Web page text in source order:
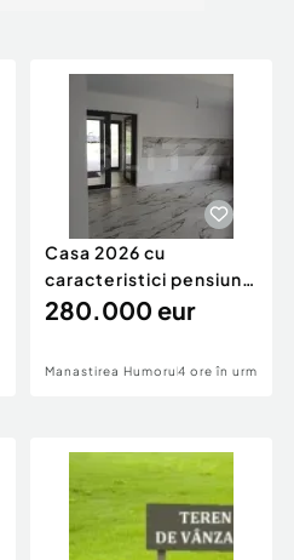
Casa 2026 cu
caracteristici pensiune
280k
280.000 eur
Manastirea Humorului4 ore în urmă